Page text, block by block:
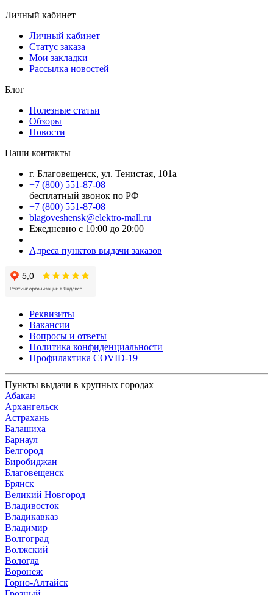
Личный кабинет
Личный кабинет
Статус заказа
Мои закладки
Рассылка новостей
Блог
Полезные статьи
Обзоры
Новости
Наши контакты
г. Благовещенск, ул. Тенистая, 101а
+7 (800) 551-87-08
бесплатный звонок по РФ
+7 (800) 551-87-08
blagoveshensk@elektro-mall.ru
Ежедневно с 10:00 до 20:00
Адреса пунктов выдачи заказов
Реквизиты
Вакансии
Вопросы и ответы
Политика конфиденциальности
Профилактика COVID-19
Пункты выдачи в крупных городах
Абакан
Архангельск
Астрахань
Балашиха
Барнаул
Белгород
Биробиджан
Благовещенск
Брянск
Великий Новгород
Владивосток
Владикавказ
Владимир
Волгоград
Волжский
Вологда
Воронеж
Горно-Алтайск